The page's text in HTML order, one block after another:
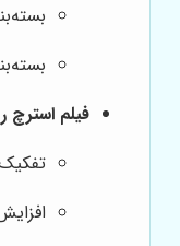
فیلم استرچ